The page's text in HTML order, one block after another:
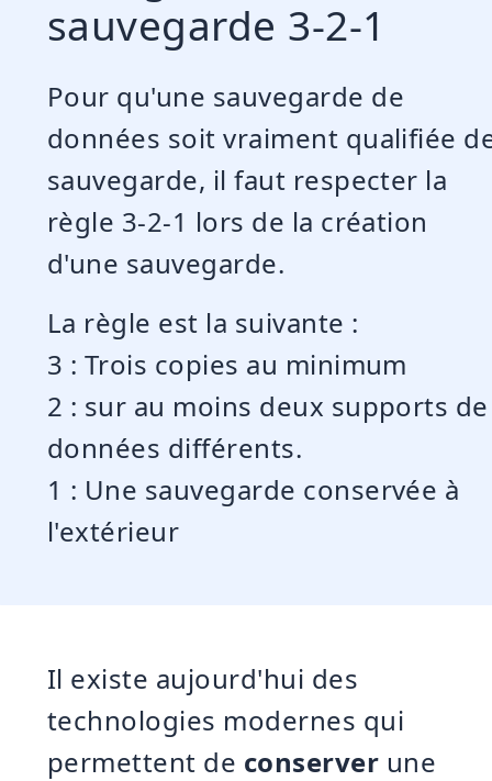
sauvegarde 3-2-1
Pour qu'une sauvegarde de
données soit vraiment qualifiée
sauvegarde, il faut respecter la
règle 3-2-1 lors de la création
d'une sauvegarde.
La règle est la suivante :
3 : Trois copies au minimum
2 : sur au moins deux supports de
données différents.
1 : Une sauvegarde conservée à
l'extérieur
Il existe aujourd'hui des
technologies modernes qui
permettent de conserver une